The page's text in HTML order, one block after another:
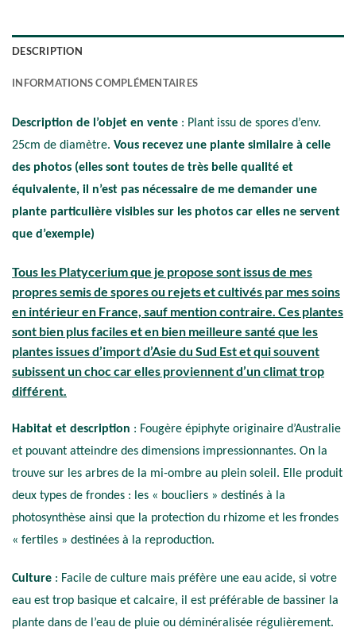
DESCRIPTION
INFORMATIONS COMPLÉMENTAIRES
Description de l’objet en vente : Plant issu de spores d’env.
25cm de diamètre. Vous recevez une plante similaire à celle
des photos (elles sont toutes de très belle qualité et
équivalente, il n’est pas nécessaire de me demander une
plante particulière visibles sur les photos car elles ne servent
que d’exemple)
Tous les Platycerium que je propose sont issus de mes
propres semis de spores ou rejets et cultivés par mes soins
en intérieur en France, sauf mention contraire. Ces plantes
sont bien plus faciles et en bien meilleure santé que les
plantes issues d’import d’Asie du Sud Est et qui souvent
subissent un choc car elles proviennent d’un climat trop
différent.
Habitat et description : Fougère épiphyte originaire d’Australie
et pouvant atteindre des dimensions impressionnantes. On la
trouve sur les arbres de la mi-ombre au plein soleil. Elle produit
deux types de frondes : les « boucliers » destinés à la
photosynthèse ainsi que la protection du rhizome et les frondes
« fertiles » destinées à la reproduction.
Culture : Facile de culture mais préfère une eau acide, si votre
eau est trop basique et calcaire, il est préférable de bassiner la
plante dans de l’eau de pluie ou déminéralisée régulièrement.